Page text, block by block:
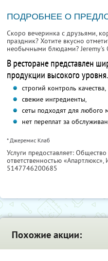
ПОДРОБНЕЕ О
Скоро вечеринка с друзьями,
праздник? Хотите вкусно
необычными блюдами? Jeremy's
В ресторане представлен
продукции высокого
строгий контроль качества,
свежие ингредиенты,
сеты подходят для любого
нет переплат за
* Джеремис Клаб
Услуги предоставляет:
ответственностью «Апартлюкс»,
5147746200685
Похожие акции: